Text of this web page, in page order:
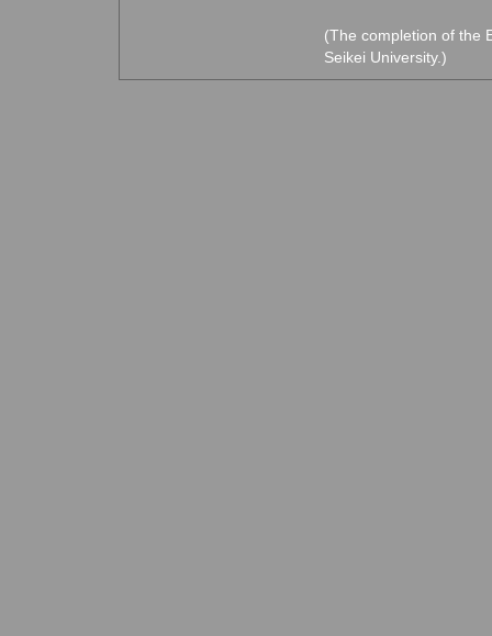
(The completion of the
Seikei University.)